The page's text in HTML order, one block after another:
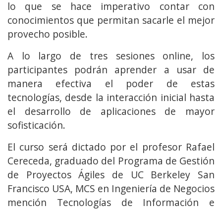
lo que se hace imperativo contar con
conocimientos que permitan sacarle el mejor
provecho posible.
A lo largo de tres sesiones online, los
participantes podrán aprender a usar de
manera efectiva el poder de estas
tecnologías, desde la interacción inicial hasta
el desarrollo de aplicaciones de mayor
sofisticación.
El curso será dictado por el profesor Rafael
Cereceda, graduado del Programa de Gestión
de Proyectos Ágiles de UC Berkeley San
Francisco USA, MCS en Ingeniería de Negocios
mención Tecnologías de Información e